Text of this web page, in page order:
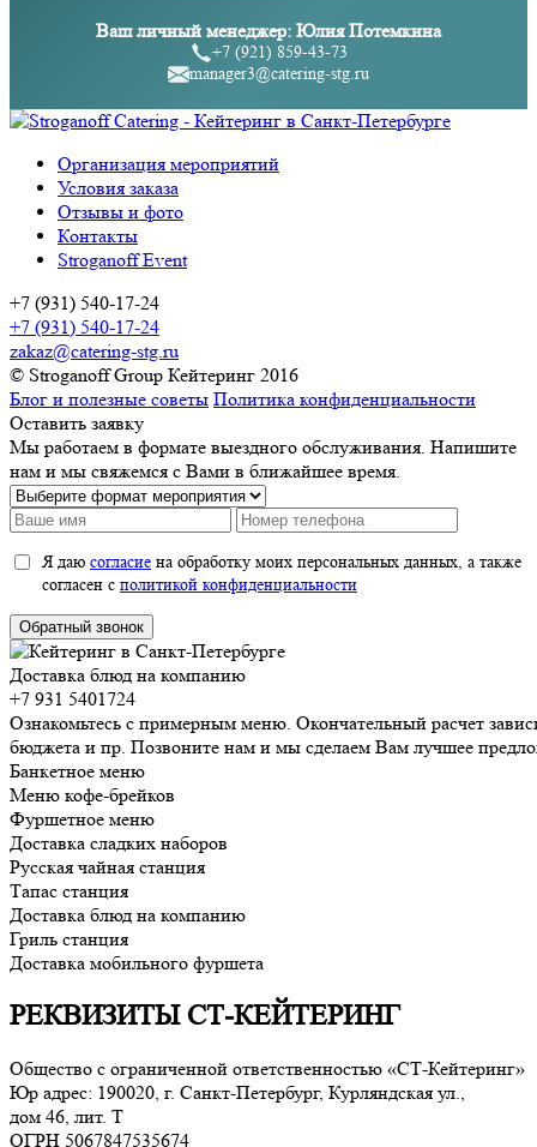
Ваш личный менеджер: Юлия Потемкина
+7 (921) 859-43-73
manager3@catering-stg.ru
Организация мероприятий
Условия заказа
Отзывы и фото
Контакты
Stroganoff Event
+7 (931) 540-17-24
+7 (931) 540-17-24
zakaz@catering-stg.ru
© Stroganoff Group Кейтеринг 2016
Блог и полезные советы Политика конфиденциальности
Оставить заявку
Мы работаем в формате выездного обслуживания. Напишите
нам и мы свяжемся с Вами в ближайшее время.
Я даю согласие на обработку моих персональных данных, а также
согласен с политикой конфиденциальности
Обратный звонок
Доставка блюд на компанию
+7 931 5401724
Ознакомьтесь с примерным меню. Окончательный расчет
бюджета и пр. Позвоните нам и мы сделаем Вам лучшее
Банкетное меню
Меню кофе-брейков
Фуршетное меню
Доставка сладких наборов
Русская чайная станция
Тапас станция
Доставка блюд на компанию
Гриль станция
Доставка мобильного фуршета
РЕКВИЗИТЫ СТ-КЕЙТЕРИНГ
Общество с ограниченной ответственностью «СТ-Кейтеринг»
Юр адрес: 190020, г. Санкт-Петербург, Курляндская ул.,
дом 46, лит. Т
ОГРН 5067847535674